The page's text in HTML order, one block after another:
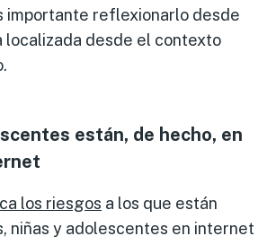
importante reflexionarlo desde
localizada desde el contexto
están, de hecho, en
los riesgos a los que están
niñas y adolescentes en internet